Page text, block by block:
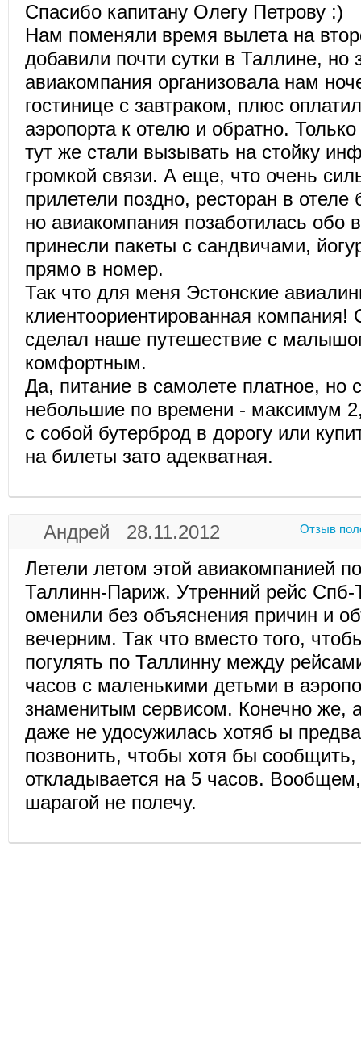
Спасибо капитану Олегу Петрову :)
Нам поменяли время вылета на
добавили почти сутки в Таллине, но
авиакомпания организовала нам
гостинице с завтраком, плюс
аэропорта к отелю и обратно.
тут же стали вызывать на стойку
громкой связи. А еще, что очень
прилетели поздно, ресторан в отеле
но авиакомпания позаботилась обо
принесли пакеты с сандвичами,
прямо в номер.
Так что для меня Эстонские
клиентоориентированная компания!
сделал наше путешествие с
комфортным.
Да, питание в самолете платное, но
небольшие по времени - максимум
с собой бутерброд в дорогу или
на билеты зато адекватная.
Андрей 28.11.2012 Отзыв
Летели летом этой авиакомпанией
Таллинн-Париж. Утренний рейс Спб-
оменили без объяснения причин и
вечерним. Так что вместо того,
погулять по Таллинну между
часов с маленькими детьми в
знаменитым сервисом. Конечно же,
даже не удосужилась хотяб ы
позвонить, чтобы хотя бы сообщить,
откладывается на 5 часов.
шарагой не полечу.